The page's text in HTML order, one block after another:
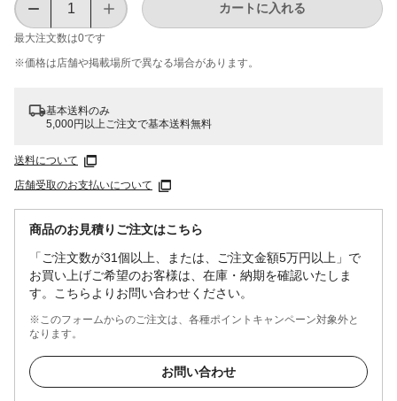
最大注文数は0です
カートに入れる
※価格は​店舗や​掲載場所で​異なる​場合が​あります。
基本送料のみ
5,000円以上ご注文で基本送料無料
送料について
店舗受取のお支払いについて
商品のお見積りご注文はこちら
「ご注文数が31個以上、または、ご注文金額5万円以上」で
お買い上げご希望のお客様は、在庫・納期を確認いたしま
す。こちらよりお問い合わせください。
※このフォームからのご注文は、各種ポイントキャンペーン対象外と
なります。
お問い合わせ